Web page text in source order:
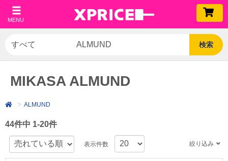
MENU
検索
MIKASA ALMUND
ALMUND
44件中 1-20件
表示件数 絞り込み